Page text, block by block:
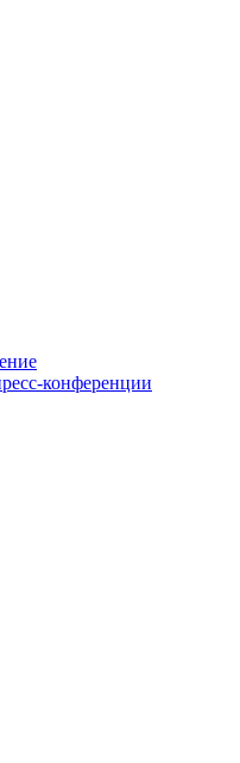
конференции